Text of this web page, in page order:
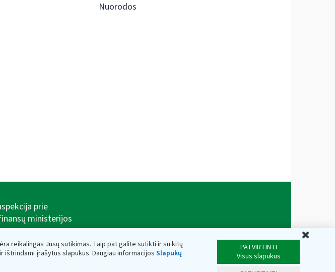
reikalingas Jūsų sutikimas. Taip pat galite sutikti ir su kitų
įrašytus slapukus. Daugiau informacijos Slapukų
PATVIRTINTI
Visus slapukus
Nuorodos
prie
ministerijos
Vilnius, Lietuva,
dėžutės adresas